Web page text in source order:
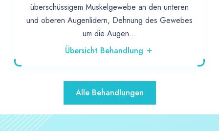
überschüssigem Muskelgewebe an den unteren
und oberen Augenlidern, Dehnung des Gewebes
um die Augen...
Übersicht Behandlung
Alle Behandlungen